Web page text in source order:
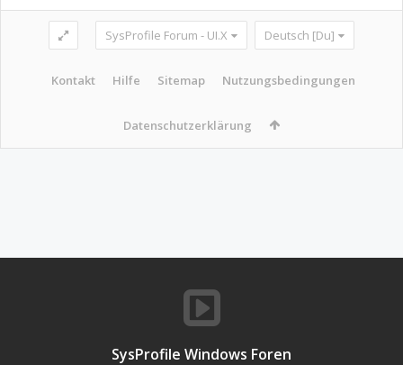
SysProfile Forum - UI.X Deutsch [Du]
Kontakt Hilfe Sitemap Nutzungsbedingungen
Datenschutzerklärung
SysProfile Windows Foren